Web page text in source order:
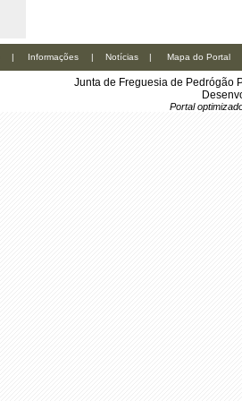
| Informações | Notícias | Mapa do Portal
Junta de Freguesia de Pedrógão
Portal